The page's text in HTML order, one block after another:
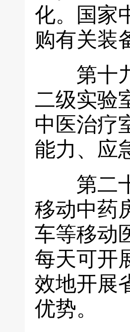
化。国家
购有关装
第十
二级实验
中医治疗
能力、应
第二
移动中药
车等移动
每天可开
效地开展
优势。